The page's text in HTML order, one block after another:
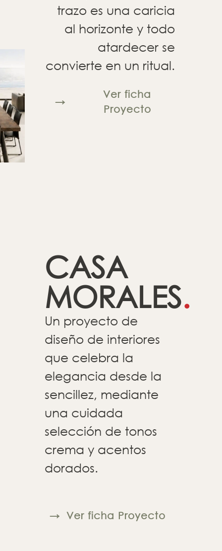
trazo es una caricia
al horizonte y todo
atardecer se
convierte en un ritual.
→
Ver ficha
Proyecto
CASA
MORALES.
Un proyecto de
diseño de interiores
que celebra la
elegancia desde la
sencillez, mediante
una cuidada
selección de tonos
crema y acentos
dorados.
→ Ver ficha Proyecto